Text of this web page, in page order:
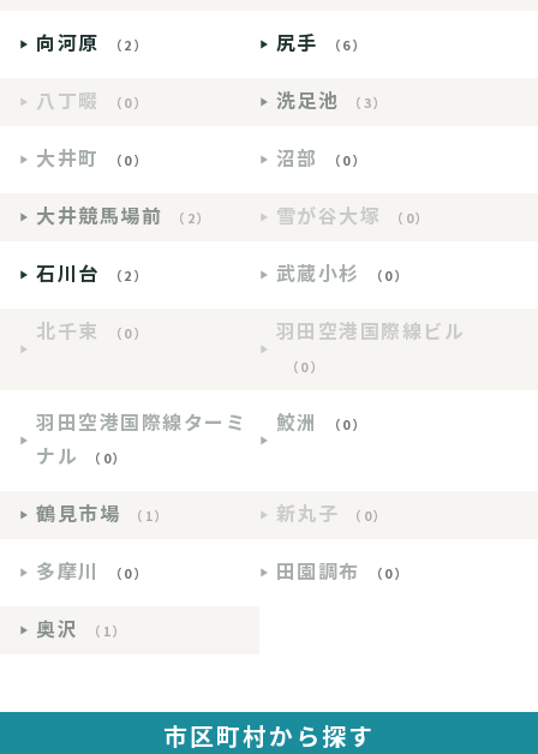
向河原 （2） 尻手 （6）
八丁畷 （0） 洗足池 （3）
大井町 （0） 沼部 （0）
大井競馬場前 （2） 雪が谷大塚 （0）
石川台 （2） 武蔵小杉 （0）
北千束 （0） 羽田空港国際線ビル
（0）
羽田空港国際線ターミ
ナル
（0）
鮫洲 （0）
鶴見市場 （1） 新丸子 （0）
多摩川 （0） 田園調布 （0）
奥沢 （1）
市区町村から探す